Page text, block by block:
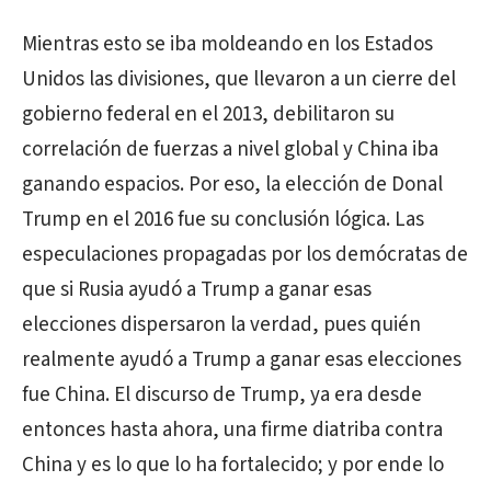
Mientras esto se iba moldeando en los Estados
Unidos las divisiones, que llevaron a un cierre del
gobierno federal en el 2013, debilitaron su
correlación de fuerzas a nivel global y China iba
ganando espacios. Por eso, la elección de Donal
Trump en el 2016 fue su conclusión lógica. Las
especulaciones propagadas por los demócratas de
que si Rusia ayudó a Trump a ganar esas
elecciones dispersaron la verdad, pues quién
realmente ayudó a Trump a ganar esas elecciones
fue China. El discurso de Trump, ya era desde
entonces hasta ahora, una firme diatriba contra
China y es lo que lo ha fortalecido; y por ende lo